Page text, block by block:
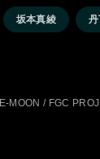
坂本真綾
MOON / FGC